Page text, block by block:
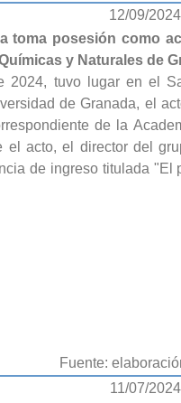
12/09/2024
toma posesión como
y Naturales de
2024, tuvo lugar en el
de Granada, el
de la
el acto, el director del
de ingreso titulada
Fuente:
11/07/2024